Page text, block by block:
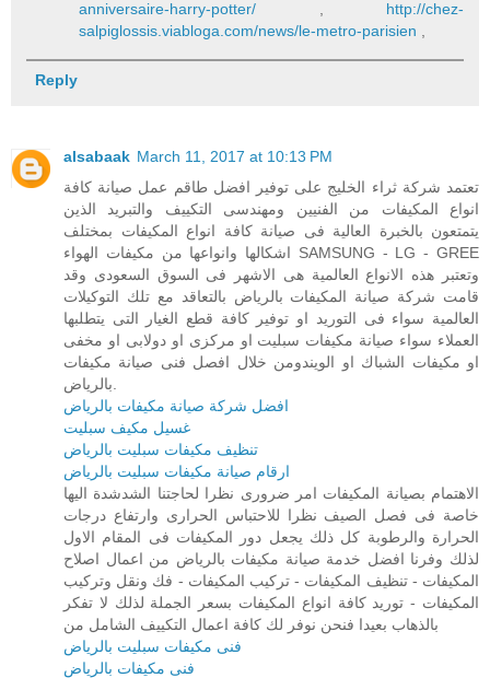
anniversaire-harry-potter/
http://chez-
salpiglossis.viabloga.com/news/le-metro-parisien
Reply
alsabaak March 11, 2017 at 10:13 PM
تعتمد شركة ثراء الخليج على توفير افضل طاقم عمل صيانة كافة
انواع المكيفات من الفنيين ومهندسى التكييف والتبريد الذين
يتمتعون بالخبرة العالية فى صيانة كافة انواع المكيفات بمختلف
اشكالها وانواعها من مكيفات الهواء SAMSUNG - LG - GREE
وتعتبر هذه الانواع العالمية هى الاشهر فى السوق السعودى وقد
قامت شركة صيانة المكيفات بالرياض بالتعاقد مع تلك التوكيلات
العالمية سواء فى التوريد او توفير كافة قطع الغيار التى يتطلبها
العملاء سواء صيانة مكيفات سبليت او مركزى او دولابى او مخفى
او مكيفات الشباك او الويندومن خلال افصل فنى صيانة مكيفات
افضل شركة صيانة مكيفات بالرياض
غسيل مكيف سبليت
تنظيف مكيفات سبليت بالرياض
ارقام صيانة مكيفات سبليت بالرياض
الاهتمام بصيانة المكيفات امر ضرورى نظرا لحاجتنا الشدشدة اليها
خاصة فى فصل الصيف نظرا للاحتباس الحرارى وارتفاع درجات
الحرارة والرطوبة كل ذلك يجعل دور المكيفات فى المقام الاول
لذلك وفرنا افضل خدمة صيانة مكيفات بالرياض من اعمال اصلاح
المكيفات - تنظيف المكيفات - تركيب المكيفات - فك ونقل وتركيب
المكيفات - توريد كافة انواع المكيفات بسعر الجملة لذلك لا تفكر
بالذهاب بعيدا فنحن نوفر لك كافة اعمال التكييف الشامل من
فنى مكيفات سبليت بالرياض
فنى مكيفات بالرياض